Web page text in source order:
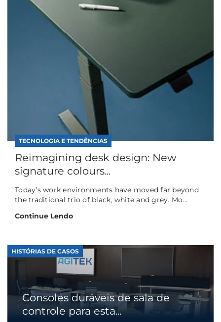
TECNOLOGIA E TENDÊNCIAS
Reimagining desk design: New
signature colours...
Today’s work environments have moved far beyond
the traditional trio of black, white and grey. Mo...
Continue Lendo
HISTÓRIAS DE CASOS
Consoles duráveis de sala de
controle para esta...